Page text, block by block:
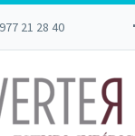
977 21 28 40